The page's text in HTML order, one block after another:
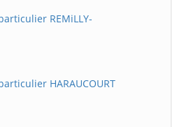
REMiLLY-
HARAUCOURT